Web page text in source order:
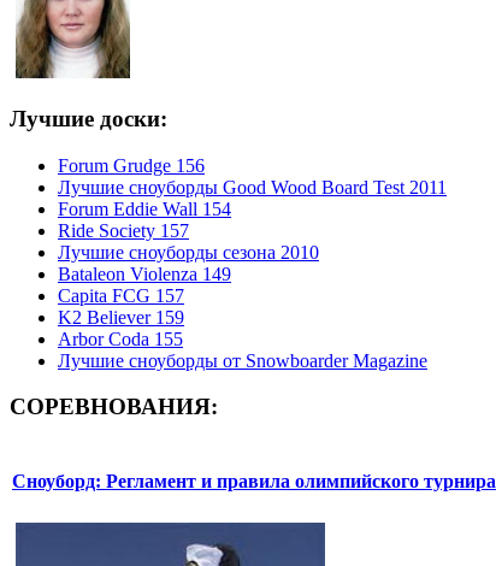
Лучшие доски:
Forum Grudge 156
Лучшие сноуборды Good Wood Board Test 2011
Forum Eddie Wall 154
Ride Society 157
Лучшие сноуборды сезона 2010
Bataleon Violenza 149
Capita FCG 157
K2 Believer 159
Arbor Coda 155
Лучшие сноуборды от Snowboarder Magazine
СОРЕВНОВАНИЯ:
Сноуборд: Регламент и правила олимпийского турнира